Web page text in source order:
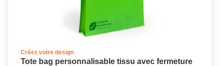
Créez votre design
Tote bag personnalisable tissu avec fermeture